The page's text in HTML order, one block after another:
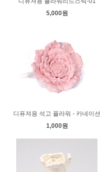
5,000원
디퓨져용 석고 플라워 - 카네이션
1,000원